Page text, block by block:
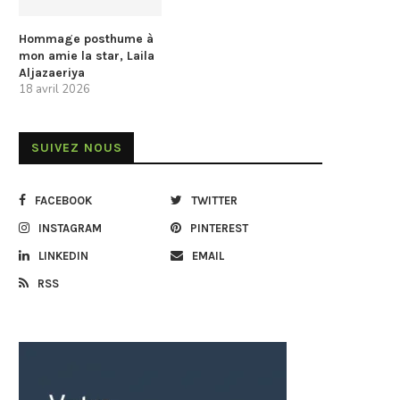
Hommage posthume à
mon amie la star, Laila
Aljazaeriya
18 avril 2026
SUIVEZ NOUS
FACEBOOK TWITTER
INSTAGRAM PINTEREST
LINKEDIN EMAIL
RSS